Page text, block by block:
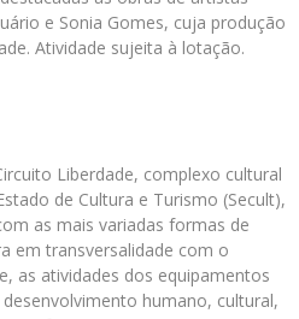
e Sonia Gomes, cuja produção
Atividade sujeita à lotação.
Liberdade, complexo cultural
de Cultura e Turismo (Secult),
as mais variadas formas de
em transversalidade com o
as atividades dos equipamentos
humano, cultural,